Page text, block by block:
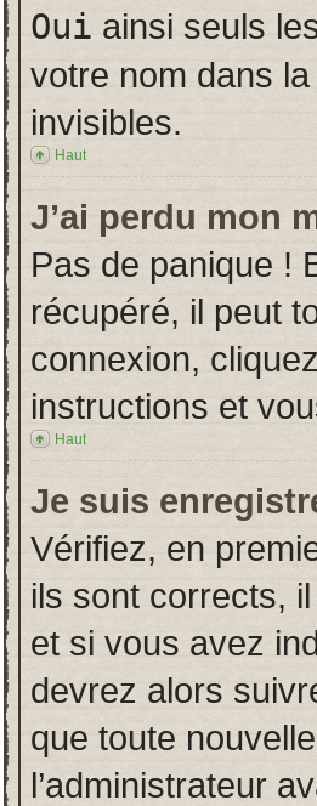
Oui ainsi seuls
votre nom dans
invisibles.
Haut
J’ai perdu mon
Pas de panique !
récupéré, il peut
connexion,
instructions et
Haut
Je suis
Vérifiez, en
ils sont corrects,
et si vous avez
devrez alors
que toute
l’administrateur